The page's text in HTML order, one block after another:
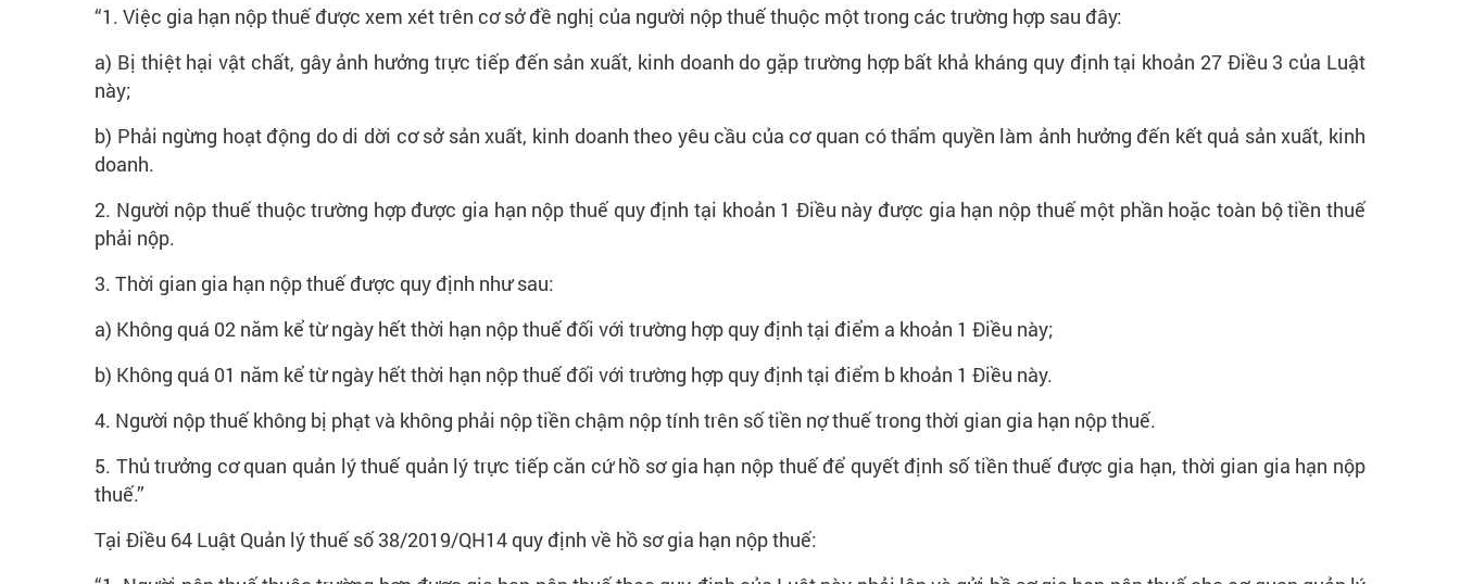
“1. Việc gia hạn nộp thuế được xem xét trên cơ sở đề nghị của người nộp thuế thuộc một trong các trường hợp sau đây:
a) Bị thiệt hại vật chất, gây ảnh hưởng trực tiếp đến sản xuất, kinh doanh do gặp trường hợp bất khả kháng quy định tại khoản 27 Điều 3 của Luật
này;
b) Phải ngừng hoạt động do di dời cơ sở sản xuất, kinh doanh theo yêu cầu của cơ quan có thẩm quyền làm ảnh hưởng đến kết quả sản xuất, kinh
doanh.
2. Người nộp thuế thuộc trường hợp được gia hạn nộp thuế quy định tại khoản 1 Điều này được gia hạn nộp thuế một phần hoặc toàn bộ tiền thuế
phải nộp.
3. Thời gian gia hạn nộp thuế được quy định như sau:
a) Không quá 02 năm kể từ ngày hết thời hạn nộp thuế đối với trường hợp quy định tại điểm a khoản 1 Điều này;
b) Không quá 01 năm kể từ ngày hết thời hạn nộp thuế đối với trường hợp quy định tại điểm b khoản 1 Điều này.
4. Người nộp thuế không bị phạt và không phải nộp tiền chậm nộp tính trên số tiền nợ thuế trong thời gian gia hạn nộp thuế.
5. Thủ trưởng cơ quan quản lý thuế quản lý trực tiếp căn cứ hồ sơ gia hạn nộp thuế để quyết định số tiền thuế được gia hạn, thời gian gia hạn nộp
thuế.”
Tại Điều 64 Luật Quản lý thuế số 38/2019/QH14 quy định về hồ sơ gia hạn nộp thuế: